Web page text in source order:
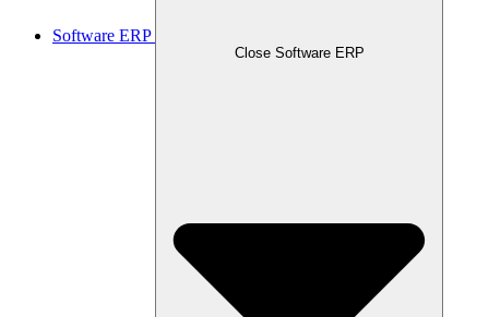
Software ERP
Close Software ERP